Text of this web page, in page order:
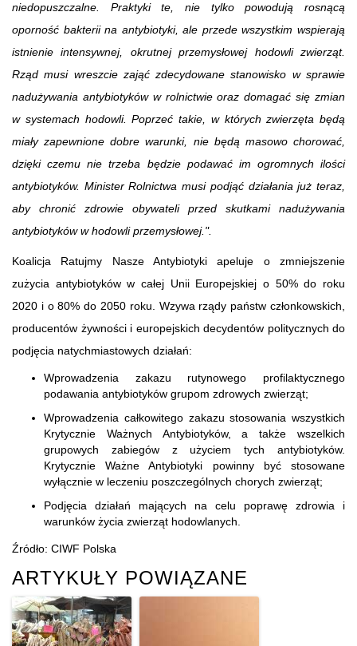
niedopuszczalne. Praktyki te, nie tylko powodują rosnącą
oporność bakterii na antybiotyki, ale przede wszystkim wspierają
istnienie intensywnej, okrutnej przemysłowej hodowli zwierząt.
Rząd musi wreszcie zająć zdecydowane stanowisko w sprawie
nadużywania antybiotyków w rolnictwie oraz domagać się zmian
w systemach hodowli. Poprzeć takie, w których zwierzęta będą
miały zapewnione dobre warunki, nie będą masowo chorować,
dzięki czemu nie trzeba będzie podawać im ogromnych ilości
antybiotyków. Minister Rolnictwa musi podjąć działania już teraz,
aby chronić zdrowie obywateli przed skutkami nadużywania
antybiotyków w hodowli przemysłowej.".
Koalicja Ratujmy Nasze Antybiotyki apeluje o zmniejszenie
zużycia antybiotyków w całej Unii Europejskiej o 50% do roku
2020 i o 80% do 2050 roku. Wzywa rządy państw członkowskich,
producentów żywności i europejskich decydentów politycznych do
podjęcia natychmiastowych działań:
Wprowadzenia zakazu rutynowego profilaktycznego
podawania antybiotyków grupom zdrowych zwierząt;
Wprowadzenia całkowitego zakazu stosowania wszystkich
Krytycznie Ważnych Antybiotyków, a także wszelkich
grupowych zabiegów z użyciem tych antybiotyków.
Krytycznie Ważne Antybiotyki powinny być stosowane
wyłącznie w leczeniu poszczególnych chorych zwierząt;
Podjęcia działań mających na celu poprawę zdrowia i
warunków życia zwierząt hodowlanych.
Źródło: CIWF Polska
ARTYKUŁY POWIĄZANE